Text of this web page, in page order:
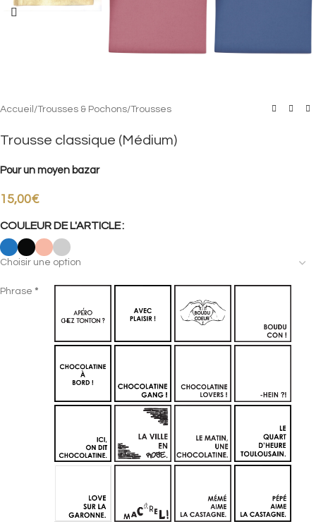
Accueil /Trousses & Pochons/Trousses
Trousse classique (Médium)
Pour un moyen bazar
15,00€
COULEUR DE L'ARTICLE
Section
Phrase *